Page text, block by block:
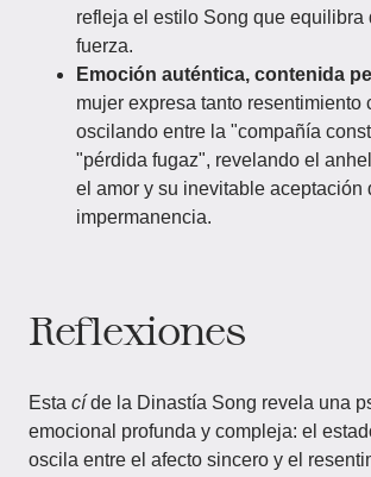
refleja el estilo Song que equilibra
fuerza.
Emoción auténtica, contenida
mujer expresa tanto resentimiento
oscilando entre la "compañía
"pérdida fugaz", revelando el
el amor y su inevitable aceptación
impermanencia.
Reflexiones
Esta cíde la Dinastía Song revela una
emocional profunda y compleja: el
oscila entre el afecto sincero y el